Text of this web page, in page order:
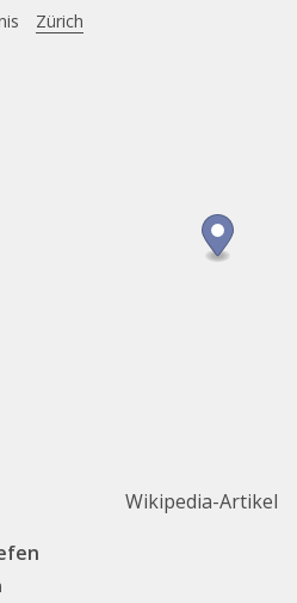
Zürich
Wikipedia-Artikel